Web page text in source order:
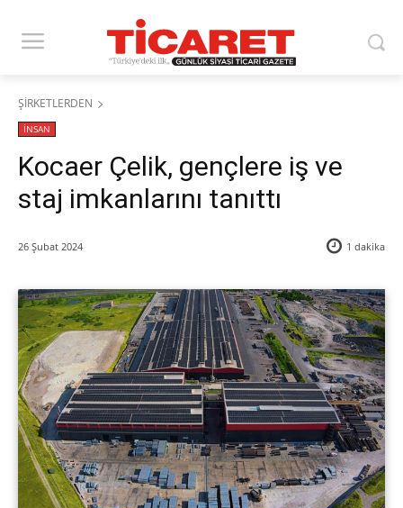
ŞİRKETLERDEN
İNSAN
Kocaer Çelik, gençlere iş ve
staj imkanlarını tanıttı
26 Şubat 2024 1 dakika